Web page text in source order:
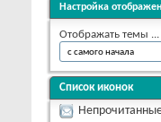
Настройка
Отображать темы ...
Список иконок